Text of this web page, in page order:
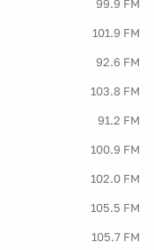
99.9 FM
101.9 FM
92.6 FM
103.8 FM
91.2 FM
100.9 FM
102.0 FM
105.5 FM
105.7 FM